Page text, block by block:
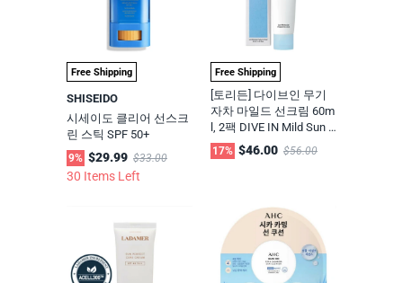
Free Shipping
SHISEIDO
시세이도 클리어 선스크
린 스틱 SPF 50+
9% $29.99 $33.00
30 Items Left
Free Shipping
[토리든] 다이브인 무기
자차 마일드 선크림 60m
l, 2팩 DIVE IN Mild Sun C
ream SPF 50+ PA++++,
(2 pack)
17% $46.00 $56.00